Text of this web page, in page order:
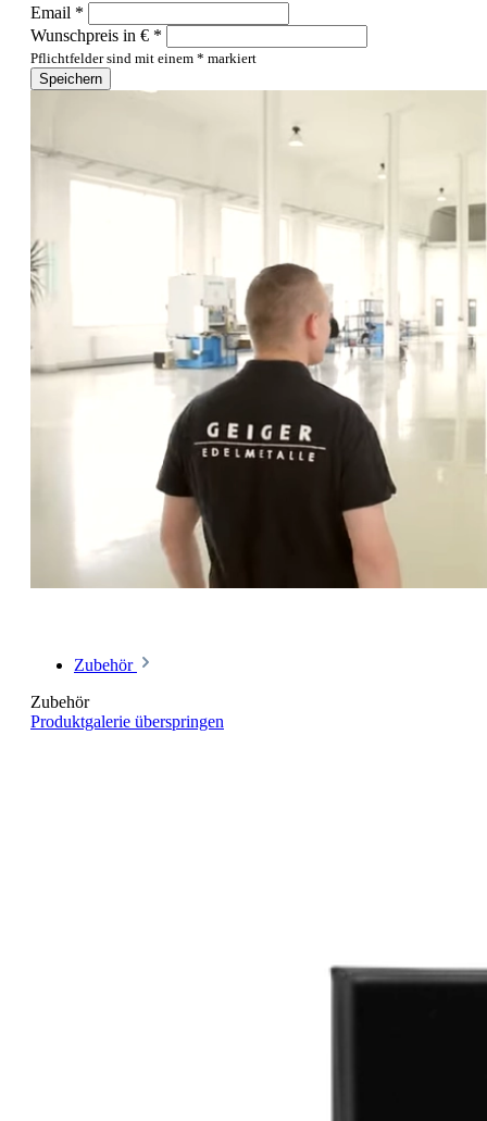
Email *
Wunschpreis in € *
Pflichtfelder sind mit einem * markiert
Speichern
Zubehör
Zubehör
Produktgalerie überspringen